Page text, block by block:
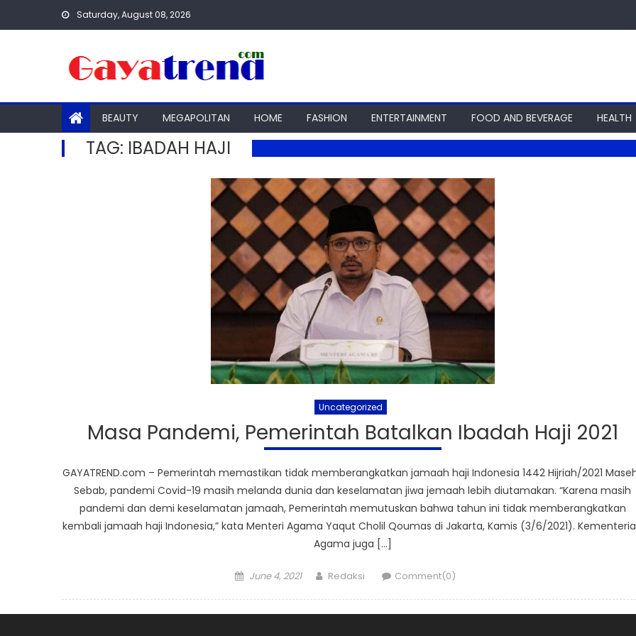
Saturday, August 08, 2026
BEAUTY MEGAPOLITAN HOME FASHION ENTERTAINMENT FOOD AND BEVERAGE HEALTH
TAG: IBADAH HAJI
Uncategorized
Masa Pandemi, Pemerintah Batalkan Ibadah Haji 2021
GAYATREND.com – Pemerintah memastikan tidak memberangkatkan jamaah haji Indonesia 1442 Hijriah/2021
Sebab, pandemi Covid-19 masih melanda dunia dan keselamatan jiwa jemaah lebih diutamakan. “Karena masih
pandemi dan demi keselamatan jamaah, Pemerintah memutuskan bahwa tahun ini tidak memberangkatkan
kembali jamaah haji Indonesia,” kata Menteri Agama Yaqut Cholil Qoumas di Jakarta, Kamis (3/6/2021).
Agama juga […]
Posted
June 4, 2021 Author
Redaksi Comment(0)